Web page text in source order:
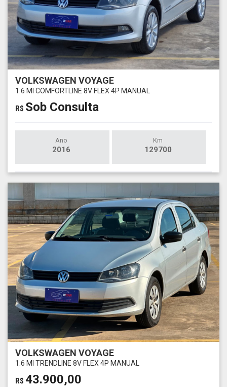
VOLKSWAGEN VOYAGE
1.6 MI COMFORTLINE 8V FLEX 4P MANUAL
R$ Sob Consulta
Ano
2016
Km
129700
VOLKSWAGEN VOYAGE
1.6 MI TRENDLINE 8V FLEX 4P MANUAL
R$ 43.900,00